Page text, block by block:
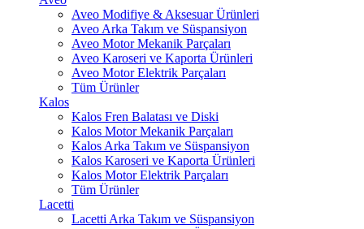
Aveo Modifiye & Aksesuar Ürünleri
Aveo Arka Takım ve Süspansiyon
Aveo Motor Mekanik Parçaları
Aveo Karoseri ve Kaporta Ürünleri
Aveo Motor Elektrik Parçaları
Tüm Ürünler
Kalos
Kalos Fren Balatası ve Diski
Kalos Motor Mekanik Parçaları
Kalos Arka Takım ve Süspansiyon
Kalos Karoseri ve Kaporta Ürünleri
Kalos Motor Elektrik Parçaları
Tüm Ürünler
Lacetti
Lacetti Arka Takım ve Süspansiyon